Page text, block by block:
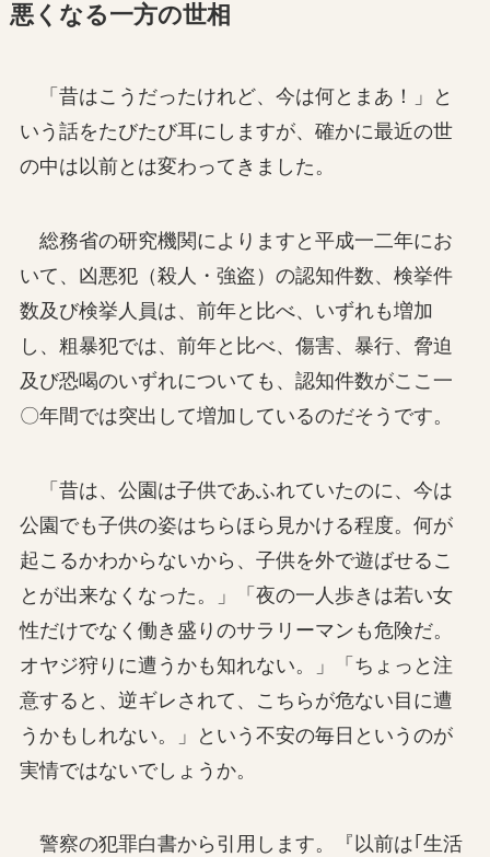
悪くなる一方の世相
「昔はこうだったけれど、今は何とまあ！」と
いう話をたびたび耳にしますが、確かに最近の世
の中は以前とは変わってきました。
総務省の研究機関によりますと平成一二年にお
いて、凶悪犯（殺人・強盗）の認知件数、検挙件
数及び検挙人員は、前年と比べ、いずれも増加
し、粗暴犯では、前年と比べ、傷害、暴行、脅迫
及び恐喝のいずれについても、認知件数がここ一
〇年間では突出して増加しているのだそうです。
「昔は、公園は子供であふれていたのに、今は
公園でも子供の姿はちらほら見かける程度。何が
起こるかわからないから、子供を外で遊ばせるこ
とが出来なくなった。」「夜の一人歩きは若い女
性だけでなく働き盛りのサラリーマンも危険だ。
オヤジ狩りに遭うかも知れない。」「ちょっと注
意すると、逆ギレされて、こちらが危ない目に遭
うかもしれない。」という不安の毎日というのが
実情ではないでしょうか。
警察の犯罪白書から引用します。『以前は｢生活